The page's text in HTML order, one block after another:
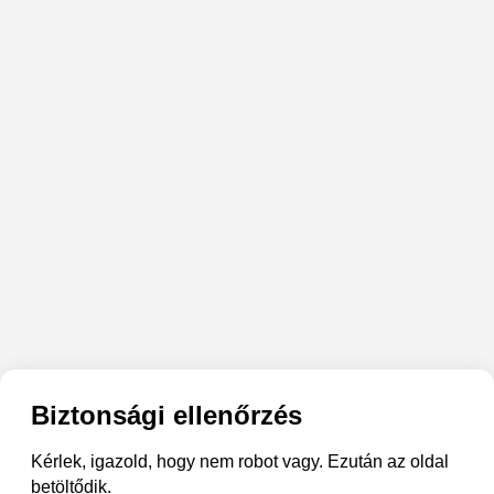
Biztonsági ellenőrzés
Kérlek, igazold, hogy nem robot vagy. Ezután az oldal
betöltődik.